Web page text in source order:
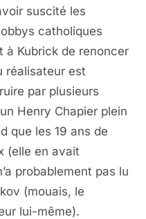
suscité les
catholiques
à Kubrick de renoncer
réalisateur est
par plusieurs
Henry Chapier plein
que les 19 ans de
(elle en avait
probablement pas lu
(mouais, le
lui-même).